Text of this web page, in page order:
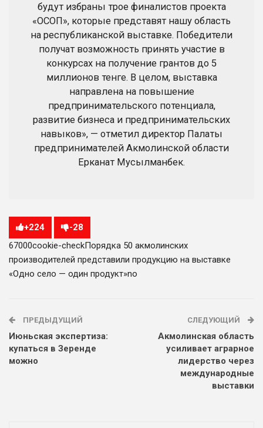
будут избраны трое финалистов проекта
«ОСОП», которые представят нашу область
на республиканской выставке. Победители
получат возможность принять участие в
конкурсах на получение грантов до 5
миллионов тенге. В целом, выставка
направлена на повышение
предпринимательского потенциала,
развитие бизнеса и предпринимательских
навыков», — отметил директор Палаты
предпринимателей Акмолинской области
Ерканат Мусылманбек.
+224 -28
67000cookie-checkПорядка 50 акмолинских
производителей представили продукцию на выставке
«Одно село — один продукт»no
ПРЕДЫДУЩИЙ
Июньская экспертиза:
купаться в Зеренде
можно
СЛЕДУЮЩИЙ
Акмолинская область
усиливает аграрное
лидерство через
международные
выставки